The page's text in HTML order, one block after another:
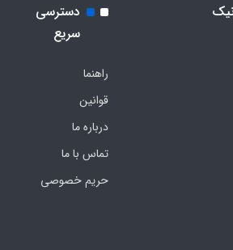
دسترسی
سریع
راهنما
قوانین
درباره ما
تماس با ما
حریم خصوصی